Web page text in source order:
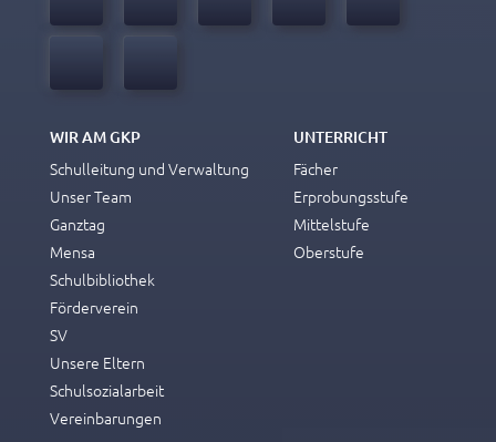
WIR AM GKP
Schulleitung und Verwaltung
Unser Team
Ganztag
Mensa
Schulbibliothek
Förderverein
SV
Unsere Eltern
Schulsozialarbeit
Vereinbarungen
UNTERRICHT
Fächer
Erprobungsstufe
Mittelstufe
Oberstufe